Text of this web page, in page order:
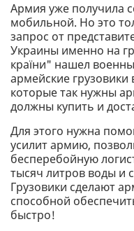
Армия уже получила
мобильной. Но это
запрос от
Украины именно на
країни" нашел
армейские
которые так нужны
должны купить и
Для этого нужна
усилит армию,
бесперебойную
тысяч литров воды и
Грузовики сделают
способной
быстро!